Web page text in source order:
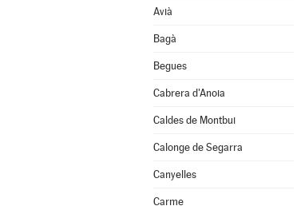
Avià
Bagà
Begues
Cabrera d'Anoia
Caldes de Montbui
Calonge de Segarra
Canyelles
Carme